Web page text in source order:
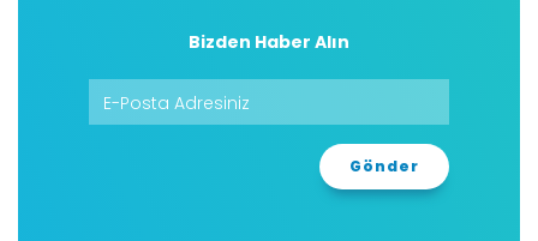
Bizden Haber Alın
Gönder